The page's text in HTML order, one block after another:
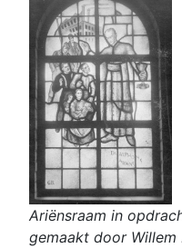
Ariënsraam in
gemaakt door Willem